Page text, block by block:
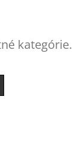
kategórie.